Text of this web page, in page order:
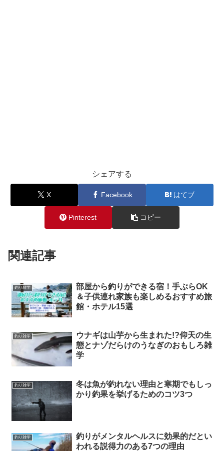
シェアする
X Facebook はてブ
Pinterest コピー
関連記事
釣り雑学
部屋から釣りができる宿！手ぶらOK
＆子供連れ家族も楽しめるおすすめ旅
館・ホテル15選
釣り雑学
ウナギは山芋から生まれた!?仰天の生
態とナゾだらけのうなぎのおもしろ雑
学
釣り雑学
冬は魚が釣れない理由と寒期でもしっ
かり釣果を挙げるためのコツ3つ
釣り雑学
釣りがメンタルヘルスに効果的だとい
われる説得力のある7つの理由